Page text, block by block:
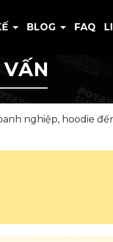
BLOG FAQ
nghiệp, hoodie